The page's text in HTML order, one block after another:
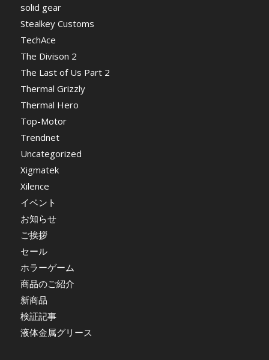
solid gear
Stealkey Customs
TechAce
The Divison 2
The Last of Us Part 2
Thermal Grizzly
Thermal Hero
Top-Motor
Trendnet
Uncategorized
Xigmatek
Xilence
イベント
お知らせ
ご挨拶
セール
ホラーゲーム
商品のご紹介
新商品
検証記事
液体金属グリース